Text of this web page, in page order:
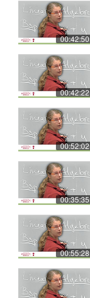
00:42:50
00:42:22
00:52:02
00:35:35
00:55:28